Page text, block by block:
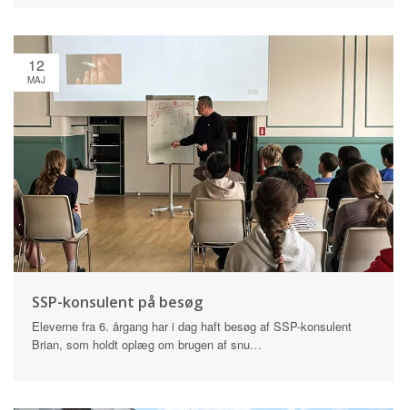
12
MAJ
SSP-konsulent på besøg
Eleverne fra 6. årgang har i dag haft besøg af SSP-konsulent
Brian, som holdt oplæg om brugen af snu…